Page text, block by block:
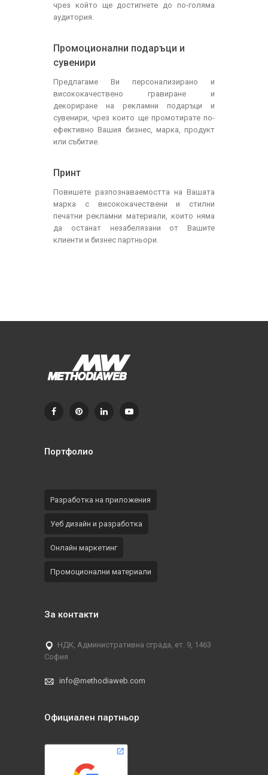
чрез който ще достигнете до по-голяма
аудитория.
Промоционални подаръци и
сувенири
Предлагаме Ви персонализирано и
висококачествено гравиране и
декориране на рекламни подаръци и
сувенири, чрез които ще промотирате по-
ефективно Вашия бизнес, марка, продукт
или събитие.
Принт
Повишете разпознаваемостта на Вашата
марка с висококачествени и стилни
печатни рекламни материали, които няма
да останат незабелязани от Вашите
клиенти и бизнес партньори.
Портфолио
Разработка на приложения
Уеб дизайн и разработка
Онлайн маркетинг
Промоционални материали
За контакти
НДК, Административна сграда, ет. 9, 1463
София
info@methodiaweb.com
Официален партньор